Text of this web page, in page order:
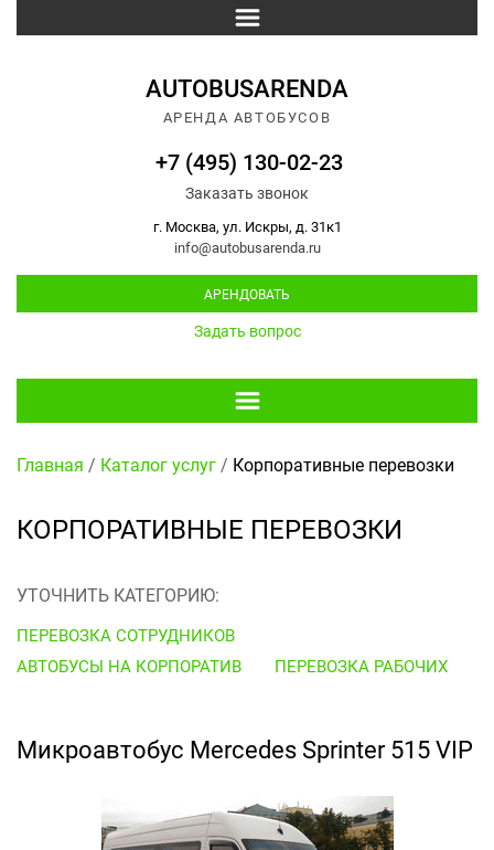
AUTOBUSARENDA
АРЕНДА АВТОБУСОВ
+7 (495) 130-02-23
Заказать звонок
г. Москва, ул. Искры, д. 31к1
info@autobusarenda.ru
АРЕНДОВАТЬ
Задать вопрос
Главная / Каталог услуг/ Корпоративные перевозки
КОРПОРАТИВНЫЕ ПЕРЕВОЗКИ
УТОЧНИТЬ КАТЕГОРИЮ:
ПЕРЕВОЗКА СОТРУДНИКОВ
АВТОБУСЫ НА КОРПОРАТИВ
ПЕРЕВОЗКА РАБОЧИХ
Микроавтобус Mercedes Sprinter 515 VIP